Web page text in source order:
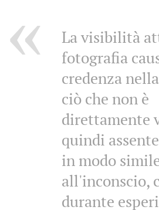
La visibilità
fotografia
credenza
ciò che non è
direttamente
quindi
in modo
all'inconscio,
durante